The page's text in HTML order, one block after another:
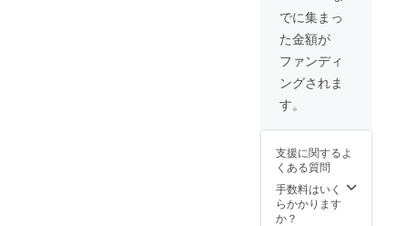
ディー
） ボー
リング
シャツ
刺繍
バー
合計金
¥61,860
の所、
¥50,000
に致し
ます。
でに集まっ
た金額が
ファンディ
ングされま
す。
支援に関するよ
くある質問
手数料はいく
らかかります
か？